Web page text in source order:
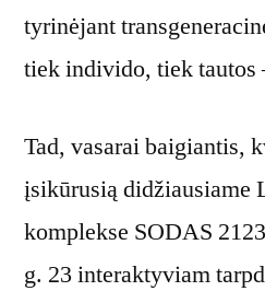
tyrinėjant
tiek individo, tiek tautos
Tad, vasarai baigiantis,
įsikūrusią didžiausiame
komplekse SODAS
g. 23 interaktyviam